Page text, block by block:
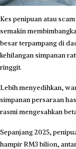
Kes penipuan atau
semakin
besar terpampang di
kehilangan simpanan
ringgit.
Lebih menyedihkan,
simpanan persaraan
rasmi mengesahkan
Sepanjang 2025,
hampir RM3 bilion,